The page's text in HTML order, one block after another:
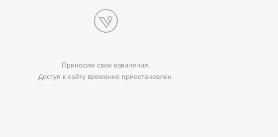
Приносим свои извинения.
Доступ к сайту временно приостановлен.